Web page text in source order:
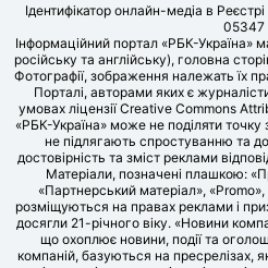
Ідентифікатор онлайн-медіа в
05347
Інформаційний портал «РБК-Україна»
російську та англійську), головна
Фотографії, зображення належать їх
Порталі, авторами яких є
умовах ліцензії Creative Commons
«РБК-Україна» може не поділяти точку
не підлягають спростуванню та
достовірність та зміст реклами
Матеріали, позначені плашкою:
«Партнерський матеріал»,
розміщуються на правах реклами і
досягли 21-річного віку. «Новини
що охоплює новини, події та
компаній, базуються на пресрелізах,